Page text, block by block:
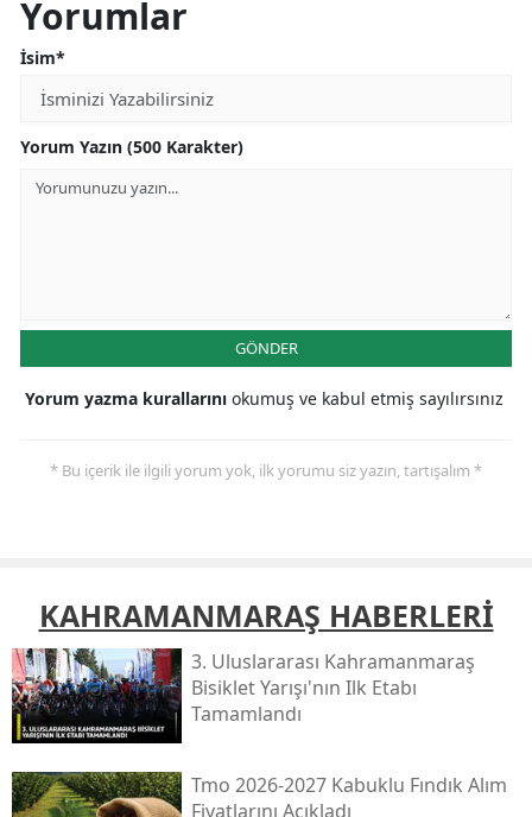
Yorumlar
İsim*
Yorum Yazın (500 Karakter)
GÖNDER
Yorum yazma kurallarını okumuş ve kabul etmiş sayılırsınız
* Bu içerik ile ilgili yorum yok, ilk yorumu siz yazın, tartışalım *
KAHRAMANMARAŞ HABERLERİ
3. Uluslararası Kahramanmaraş
Bisiklet Yarışı'nın Ilk Etabı
Tamamlandı
Tmo 2026-2027 Kabuklu Fındık Alım
Fiyatlarını Açıkladı